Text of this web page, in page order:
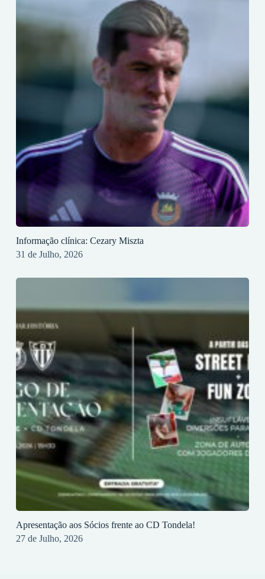
Informação clínica: Cezary Miszta
31 de Julho, 2026
Apresentação aos Sócios frente ao CD Tondela!
27 de Julho, 2026